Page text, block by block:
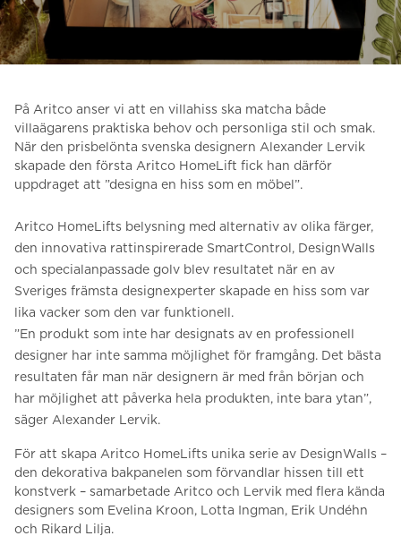
Be om ett offertförslag
Kontakta oss
FAQ
På Aritco anser vi att en villahiss ska matcha både
villaägarens praktiska behov och personliga stil och smak.
När den prisbelönta svenska designern Alexander Lervik
skapade den första Aritco HomeLift fick han därför
uppdraget att ”designa en hiss som en möbel”.
Aritco HomeLifts belysning med alternativ av olika färger,
den innovativa rattinspirerade SmartControl, DesignWalls
och specialanpassade golv blev resultatet när en av
Sveriges främsta designexperter skapade en hiss som var
lika vacker som den var funktionell.
”En produkt som inte har designats av en professionell
designer har inte samma möjlighet för framgång. Det bästa
resultaten får man när designern är med från början och
har möjlighet att påverka hela produkten, inte bara ytan”,
säger Alexander Lervik.
För att skapa Aritco HomeLifts unika serie av DesignWalls –
den dekorativa bakpanelen som förvandlar hissen till ett
konstverk – samarbetade Aritco och Lervik med flera kända
designers som Evelina Kroon, Lotta Ingman, Erik Undéhn
och Rikard Lilja.